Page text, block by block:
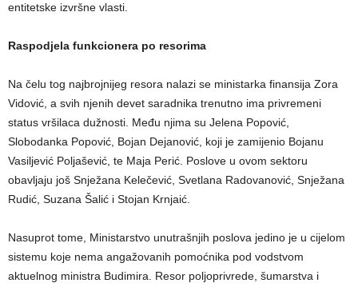
entitetske izvršne vlasti.
Raspodjela funkcionera po resorima
Na čelu tog najbrojnijeg resora nalazi se ministarka finansija Zora
Vidović, a svih njenih devet saradnika trenutno ima privremeni
status vršilaca dužnosti. Među njima su Jelena Popović,
Slobodanka Popović, Bojan Dejanović, koji je zamijenio Bojanu
Vasiljević Poljašević, te Maja Perić. Poslove u ovom sektoru
obavljaju još Snježana Kelečević, Svetlana Radovanović, Snježana
Rudić, Suzana Šalić i Stojan Krnjaić.
Nasuprot tome, Ministarstvo unutrašnjih poslova jedino je u cijelom
sistemu koje nema angažovanih pomoćnika pod vodstvom
aktuelnog ministra Budimira. Resor poljoprivrede, šumarstva i